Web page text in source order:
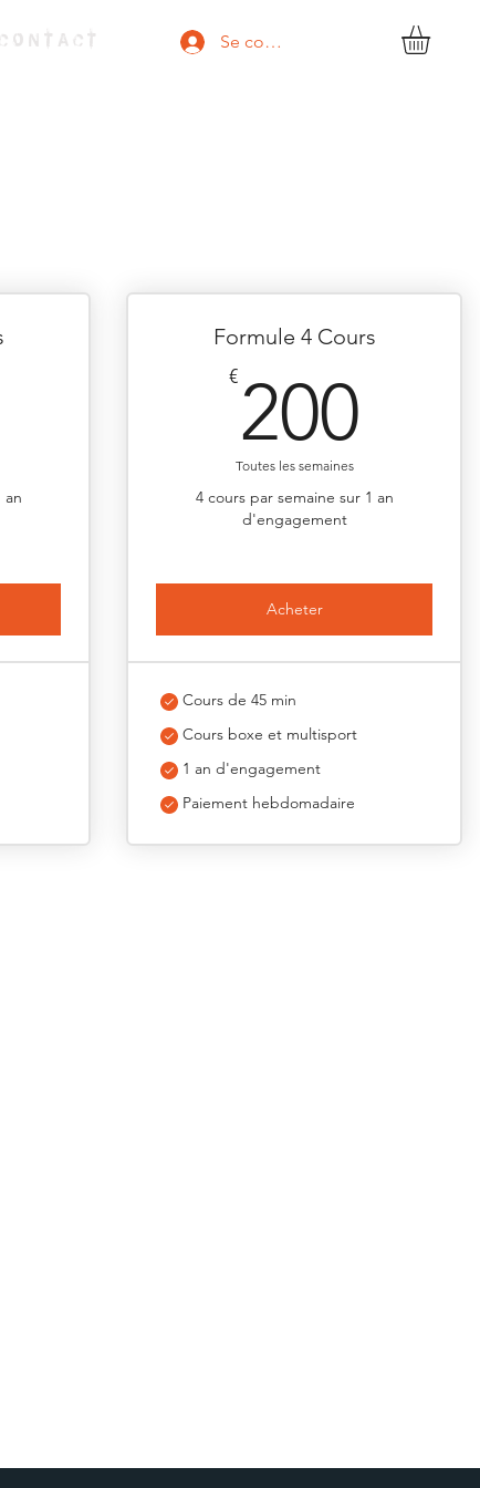
C O N T A C T Se connecter
an
Formule 4 Cours
€200
Toutes les semaines
4 cours par semaine sur 1 an
d'engagement
Acheter
Cours de 45 min
Cours boxe et multisport
1 an d'engagement
Paiement hebdomadaire